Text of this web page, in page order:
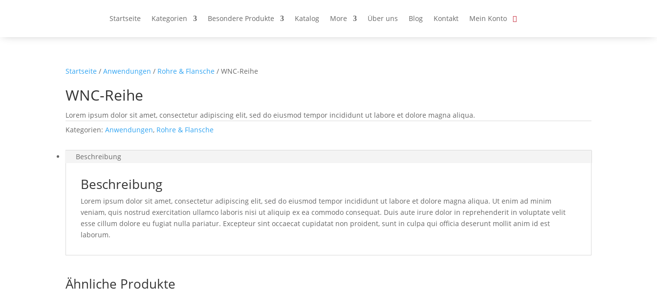
Startseite Kategorien Besondere Produkte Katalog More Über uns Blog Kontakt Mein Konto
Startseite /Anwendungen / Rohre & Flansche / WNC-Reihe
WNC-Reihe
Lorem ipsum dolor sit amet, consectetur adipiscing elit, sed do eiusmod tempor incididunt ut labore et dolore magna aliqua.
Kategorien:Anwendungen, Rohre & Flansche
Beschreibung
Beschreibung
Lorem ipsum dolor sit amet, consectetur adipiscing elit, sed do eiusmod tempor incididunt ut labore et dolore magna aliqua. Ut enim ad minim
veniam, quis nostrud exercitation ullamco laboris nisi ut aliquip ex ea commodo consequat. Duis aute irure dolor in reprehenderit in voluptate velit
esse cillum dolore eu fugiat nulla pariatur. Excepteur sint occaecat cupidatat non proident, sunt in culpa qui officia deserunt mollit anim id est
laborum.
Ähnliche Produkte